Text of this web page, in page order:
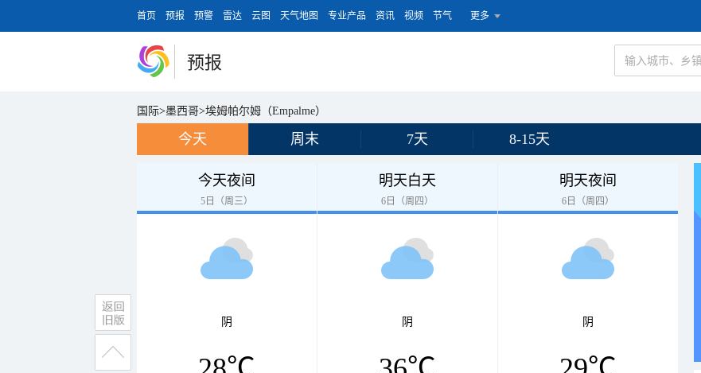
首页 预报 预警 雷达 云图 天气地图 专业产品 资讯 视频 节气 更多
预报
国际>墨西哥>埃姆帕尔姆（Empalme）
今天 周末 7天 8-15天
今天夜间
5日（周三）
阴
明天白天
6日（周四）
阴
明天夜间
6日（周四）
阴